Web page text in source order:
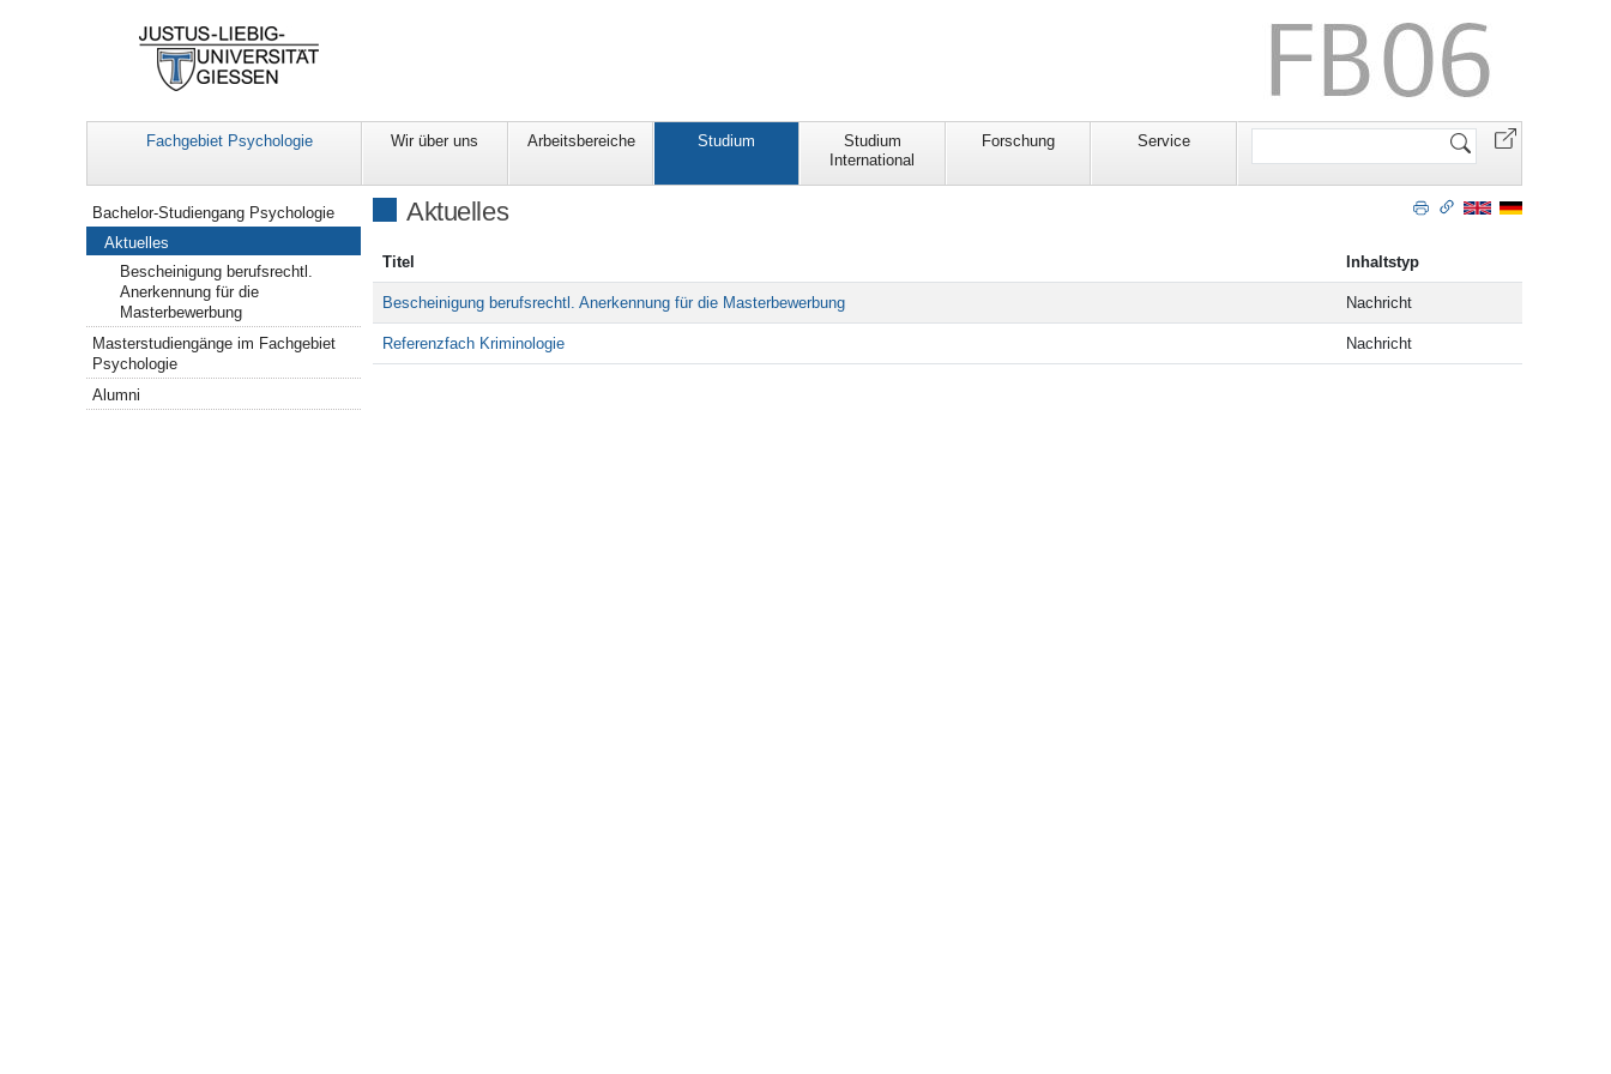
Fachgebiet Psychologie Wir über uns Arbeitsbereiche Studium
Studium
International
Forschung Service
Website
Aktuelles
Titel Inhaltstyp
Bescheinigung berufsrechtl. Anerkennung für die Masterbewerbung Nachricht
Referenzfach Kriminologie Nachricht
Navigation
Bachelor-Studiengang Psychologie
Aktuelles
Bescheinigung berufsrechtl.
Anerkennung für die
Masterbewerbung
Masterstudiengänge im Fachgebiet
Psychologie
Alumni